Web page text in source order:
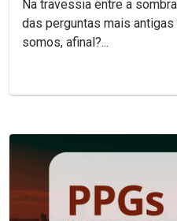
Na travessia entre a
das perguntas mais antigas
somos, afinal?...